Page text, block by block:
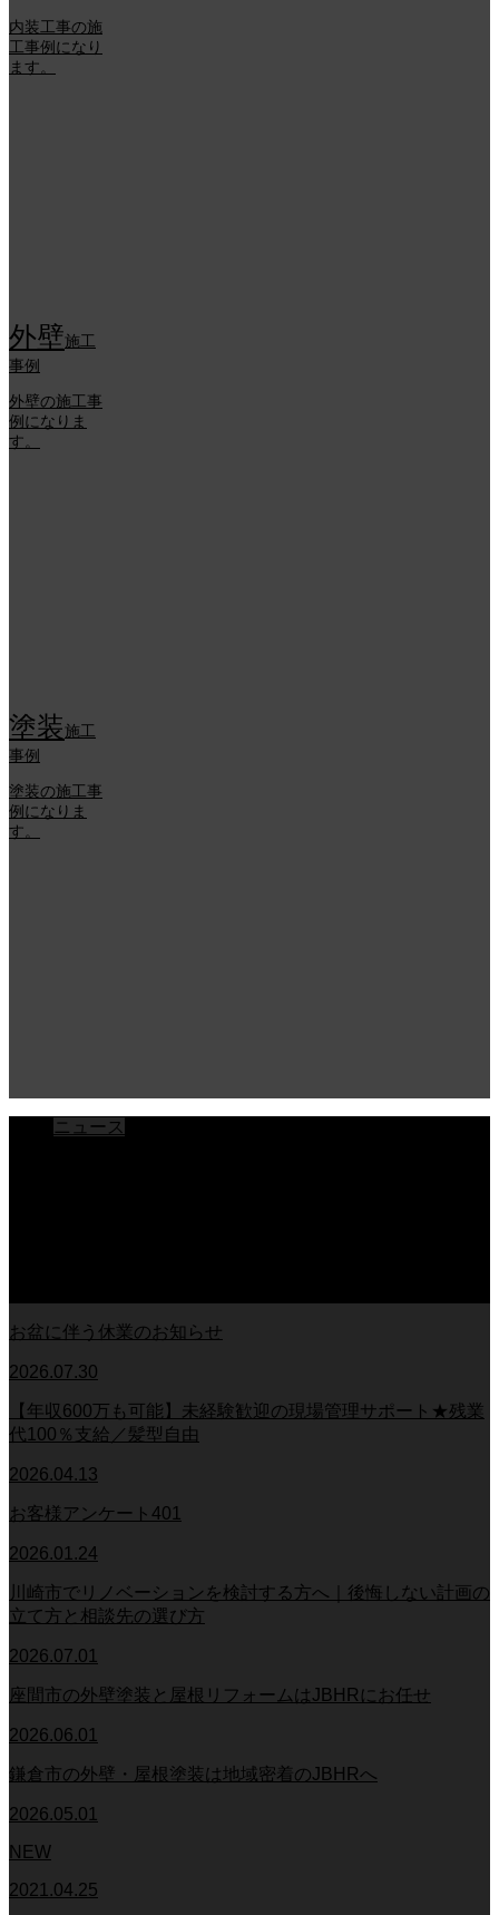
内装工事の施
工事例になり
ます。
外壁施工
事例
外壁の施工事
例になりま
す。
塗装施工
事例
塗装の施工事
例になりま
す。
ニュース
お盆に伴う休業のお知らせ
2026.07.30
【年収600万も可能】未経験歓迎の現場管理サポート★残業
代100％支給／髪型自由
2026.04.13
お客様アンケート401
2026.01.24
川崎市でリノベーションを検討する方へ｜後悔しない計画の
立て方と相談先の選び方
2026.07.01
座間市の外壁塗装と屋根リフォームはJBHRにお任せ
2026.06.01
鎌倉市の外壁・屋根塗装は地域密着のJBHRへ
2026.05.01
NEW
2021.04.25